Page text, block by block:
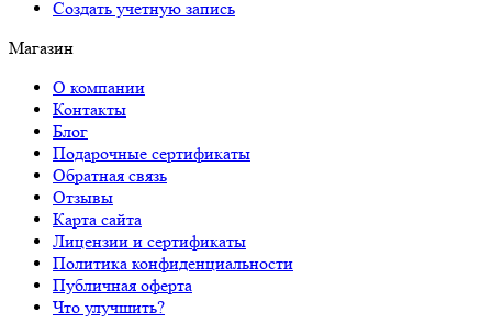
Создать учетную запись
Магазин
О компании
Контакты
Блог
Подарочные сертификаты
Обратная связь
Отзывы
Карта сайта
Лицензии и сертификаты
Политика конфиденциальности
Публичная оферта
Что улучшить?